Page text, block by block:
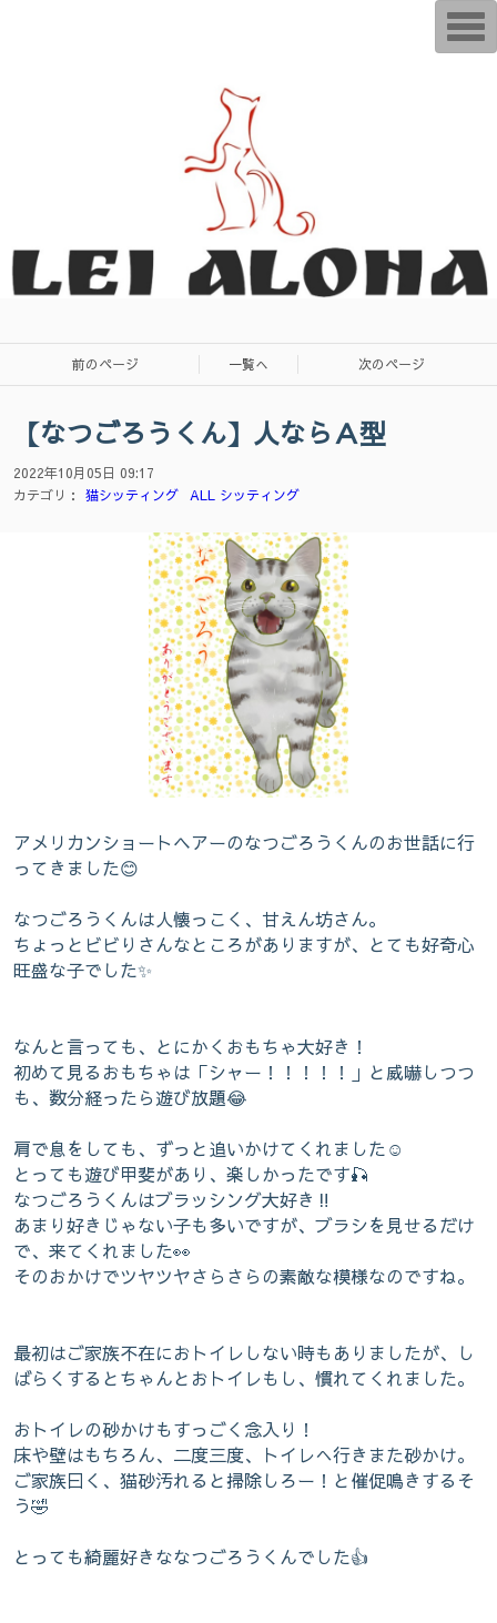
前のページ 一覧へ 次のページ
【なつごろうくん】人ならＡ型
2022年10月05日 09:17
カテゴリ：
猫シッティング ALL シッティング
アメリカンショートヘアーのなつごろうくんのお世話に行
ってきました😊
なつごろうくんは人懐っこく、甘えん坊さん。
ちょっとビビりさんなところがありますが、とても好奇心
旺盛な子でした✨
なんと言っても、とにかくおもちゃ大好き！
初めて見るおもちゃは「シャー！！！！！」と威嚇しつつ
も、数分経ったら遊び放題😂
肩で息をしても、ずっと追いかけてくれました☺️
とっても遊び甲斐があり、楽しかったです🎣
なつごろうくんはブラッシング大好き‼️
あまり好きじゃない子も多いですが、ブラシを見せるだけ
で、来てくれました👀
そのおかけでツヤツヤさらさらの素敵な模様なのですね。
最初はご家族不在におトイレしない時もありましたが、し
ばらくするとちゃんとおトイレもし、慣れてくれました。
おトイレの砂かけもすっごく念入り！
床や壁はもちろん、二度三度、トイレへ行きまた砂かけ。
ご家族曰く、猫砂汚れると掃除しろー！と催促鳴きするそ
う🤣
とっても綺麗好きななつごろうくんでした👍
T
o
g
o